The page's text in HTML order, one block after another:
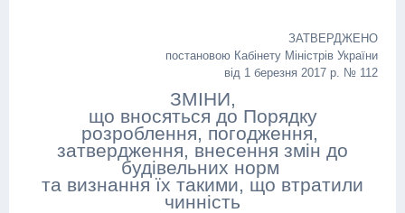
ЗАТВЕРДЖЕНО
постановою Кабінету Міністрів України
від 1 березня 2017 р. № 112
ЗМІНИ,
що вносяться до Порядку
розроблення, погодження,
затвердження, внесення змін до
будівельних норм
та визнання їх такими, що втратили
чинність